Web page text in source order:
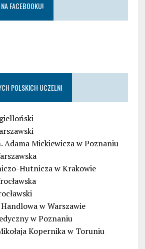
FACEBOOKU!
POLSKICH UCZELNI
Adama Mickiewicza w Poznaniu
Hutnicza w Krakowie
Handlowa w Warszawie
w Poznaniu
Kopernika w Toruniu